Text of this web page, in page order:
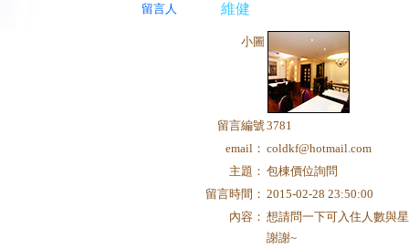
留言人 維健
小圖
留言編號3781
email： coldkf@hotmail.com
主題： 包棟價位詢問
留言時間： 2015-02-28 23:50:00
內容： 想請問一下可入住人數與
謝謝~